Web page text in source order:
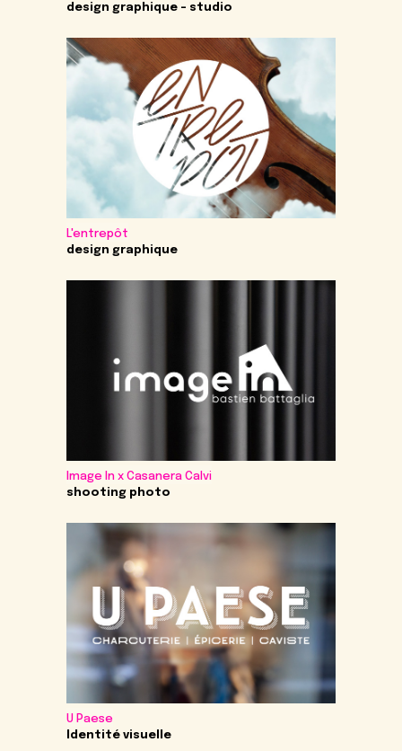
design graphique - studio
L'entrepôt
design graphique
Image In x Casanera Calvi
shooting photo
U Paese
Identité visuelle